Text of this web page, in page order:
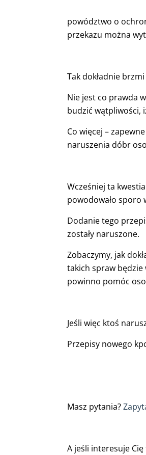
powództwo o
przekazu można
Tak dokładnie
Nie jest co prawda
budzić wątpliwości,
Co więcej –
naruszenia dóbr
Wcześniej ta
powodowało sporo
Dodanie tego
zostały naruszone.
Zobaczymy, jak
takich spraw będzie
powinno pomóc
Jeśli więc ktoś
Przepisy nowego
Masz pytania?
A jeśli interesuje Cię